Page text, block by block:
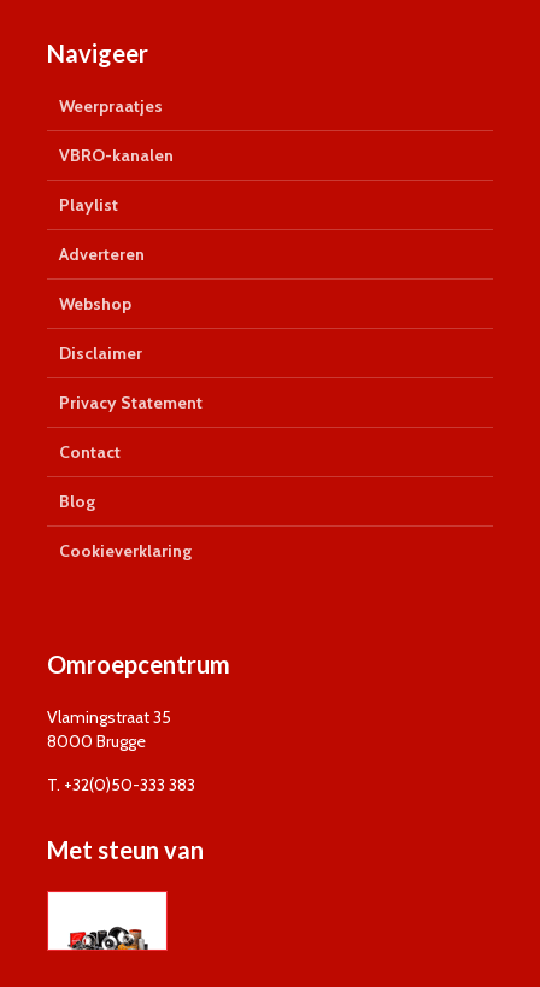
Navigeer
Weerpraatjes
VBRO-kanalen
Playlist
Adverteren
Webshop
Disclaimer
Privacy Statement
Contact
Blog
Cookieverklaring
Omroepcentrum
Vlamingstraat 35
8000 Brugge
T. +32(0)50-333 383
Met steun van